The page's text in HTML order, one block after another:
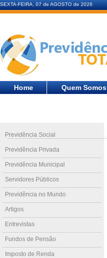
SEXTA-FEIRA, 07 de AGOSTO de 2026
Home Quem Somos
Previdência Social
Previdência Privada
Previdência Municipal
Servidores Públicos
Previdência no Mundo
Artigos
Entrevistas
Fundos de Pensão
Imposto de Renda